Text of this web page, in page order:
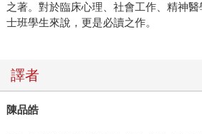
之著。對於臨床心理、社會工作、精神
士班學生來說，更是必讀之作。
譯者
陳品皓